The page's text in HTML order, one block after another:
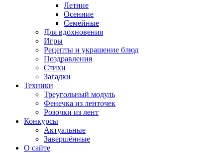
Летние
Осенние
Семейные
Для вдохновения
Игры
Рецепты и украшение блюд
Поздравления
Стихи
Загадки
Техники
Треугольный модуль
Фенечка из ленточек
Розочки из лент
Конкурсы
Актуальные
Завершённые
О сайте